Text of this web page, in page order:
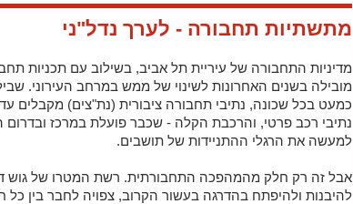
מתשתיות תחבורה - לערך נדל"ני
מדיניות התחבורה של עיריית תל אביב, בשילוב עם תכניות
מובילה בשנים האחרונות לשינוי של ממש במרחב העירוני.
כמעט בכל שכונה, נתיבי תחבורה ציבורית (נת"צים) מקבלים
נתיבי רכב פרטי, והרכבת הקלה - שכבר פועלת במרכז
למעשה את הרגלי ההתניידות של תושבים.
אבל זה רק חלק מהמהפכה התחבורתית. רשת המטרו של גוש
להיבנות ולהיפתח בהדרגה בעשור הקרוב, צפויה לחבר בין כל